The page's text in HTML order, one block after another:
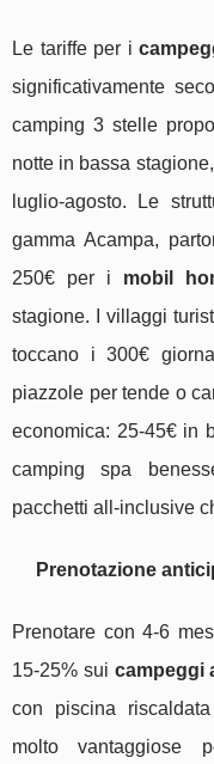
Le tariffe per i
significativamente
camping 3 stelle
notte in bassa
luglio-agosto. Le
gamma Acampa,
250€ per i mobil
stagione. I villaggi
toccano i 300€
piazzole per tende o
economica: 25-45€ in
camping spa
pacchetti all-inclusive
Prenotazione
Prenotare con 4-6
15-25% sui campeggi
con piscina
molto vantaggiose